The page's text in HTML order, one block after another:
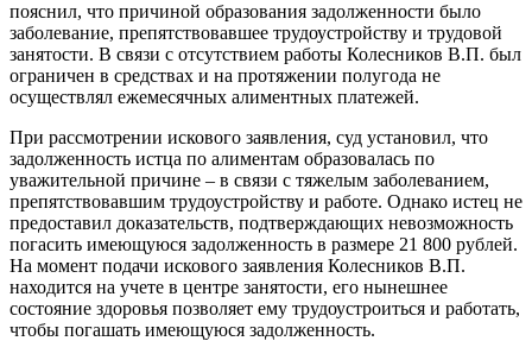
пояснил, что причиной образования задолженности было
заболевание, препятствовавшее трудоустройству и трудовой
занятости. В связи с отсутствием работы Колесников В.П. был
ограничен в средствах и на протяжении полугода не
осуществлял ежемесячных алиментных платежей.
При рассмотрении искового заявления, суд установил, что
задолженность истца по алиментам образовалась по
уважительной причине – в связи с тяжелым заболеванием,
препятствовавшим трудоустройству и работе. Однако истец не
предоставил доказательств, подтверждающих невозможность
погасить имеющуюся задолженность в размере 21 800 рублей.
На момент подачи искового заявления Колесников В.П.
находится на учете в центре занятости, его нынешнее
состояние здоровья позволяет ему трудоустроиться и работать,
чтобы погашать имеющуюся задолженность.